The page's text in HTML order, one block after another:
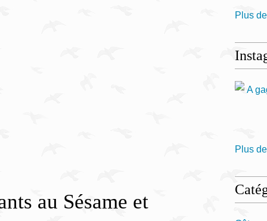
au Sésame et
Plus
Plus